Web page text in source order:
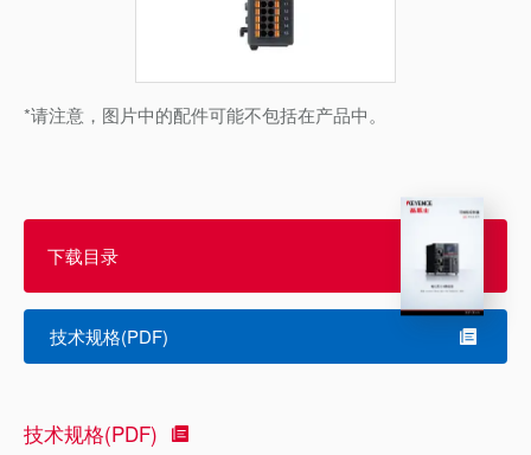
*请注意，图片中的配件可能不包括在产品中。
下载目录
技术规格(PDF)
技术规格(PDF)